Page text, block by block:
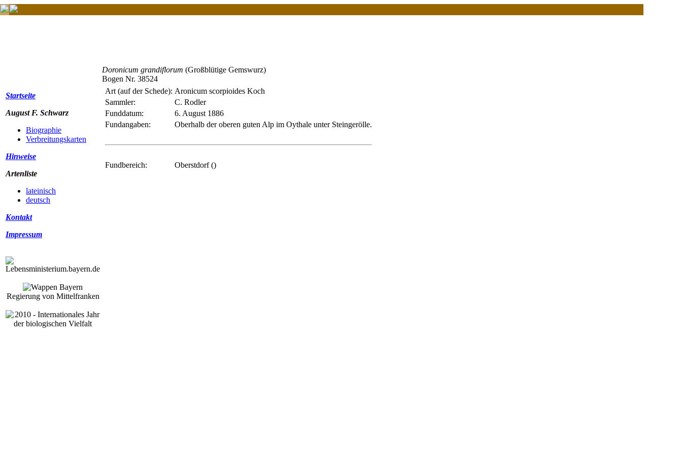
Startseite
August F. Schwarz
Biographie
Verbreitungskarten
Hinweise
Artenliste
lateinisch
deutsch
Kontakt
Impressum
Regierung von Mittelfranken
Doronicum grandiflorum (Großblütige Gemswurz)
Bogen Nr. 38524
Art (auf der Schede): Aronicum scorpioides Koch
Sammler:
C. Rodler
Funddatum:
6. August 1886
Fundangaben:
Oberhalb der oberen guten Alp im Oythale unter Steingerölle.
Fundbereich: Oberstdorf ()